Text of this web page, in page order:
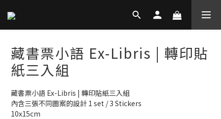
藏書票小語 Ex-Libris | 轉印貼
紙三入組
藏書票小語 Ex-Libris | 轉印貼紙三入組
內含三張不同圖案的設計 1 set / 3 Stickers
10x15cm